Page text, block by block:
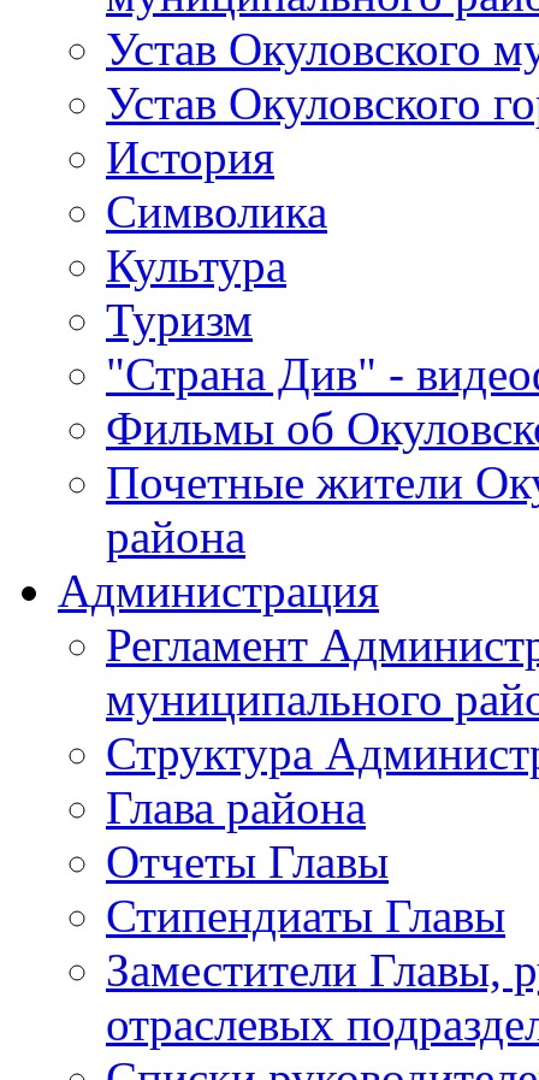
Устав Окуловского
Устав Окуловского
История
Символика
Культура
Туризм
"Страна Див" -
Фильмы об
Почетные жители
района
Администрация
Регламент
муниципального
Структура
Глава района
Отчеты Главы
Стипендиаты Главы
Заместители Главы,
отраслевых